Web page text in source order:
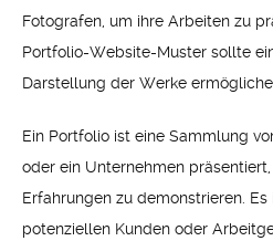
Fotografen, um ihre Arbeiten zu
Portfolio-Website-Muster sollte
Darstellung der Werke
Ein Portfolio ist eine Sammlung
oder ein Unternehmen
Erfahrungen zu demonstrieren. Es
potenziellen Kunden oder